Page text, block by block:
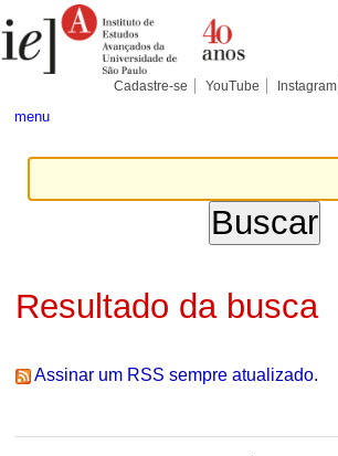
para
conteúdo.
Pessoais
Cadastre-se YouTube Instagram
menu
Resultado da busca
Assinar um RSS sempre atualizado.